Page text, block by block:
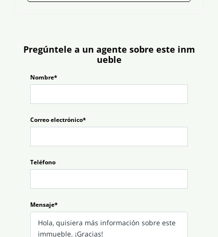
Pregúntele a un agente sobre este inm
ueble
Nombre*
Correo electrónico*
Teléfono
Mensaje*